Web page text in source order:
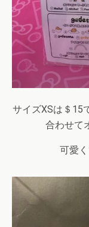
サイズXSは＄15
合わせて
可愛